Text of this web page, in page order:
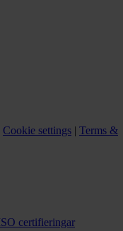
Cookie settings | Terms &
certifieringar